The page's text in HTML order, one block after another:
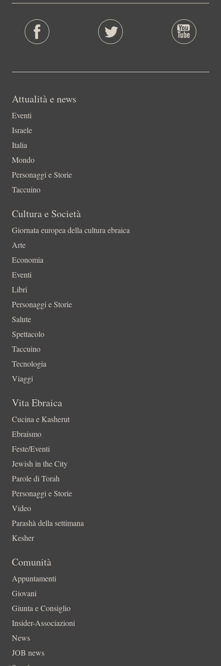
Attualità e news
Eventi
Israele
Italia
Mondo
Personaggi e Storie
Taccuino
Cultura e Società
Giornata europea della cultura ebraica
Arte
Economia
Eventi
Libri
Personaggi e Storie
Salute
Spettacolo
Taccuino
Tecnologia
Viaggi
Vita Ebraica
Cucina e Kasherut
Ebraismo
Feste/Eventi
Jewish in the City
Parole di Torah
Personaggi e Storie
Video
Parashà della settimana
Kesher
Comunità
Appuntamenti
Giovani
Giunta e Consiglio
Insider-Associazioni
News
JOB news